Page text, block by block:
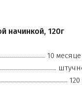
начинкой, 120г
10
120